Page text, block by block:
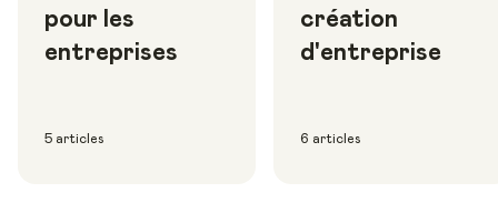
pour les
entreprises
5 articles
création
d'entreprise
6 articles